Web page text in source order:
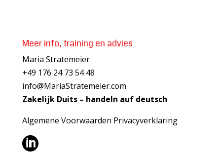
Meer info, training en advies
Maria Stratemeier
+49 176 24 73 54 48
info@MariaStratemeier.com
Zakelijk Duits – handeln auf deutsch
Algemene Voorwaarden Privacyverklaring
